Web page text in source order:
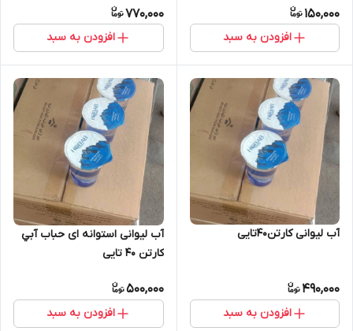
150,000
افزودن به سبد
770,000
افزودن به سبد
آب لیوانی کارتن۴۰تایی
490,000
افزودن به سبد
آب لیوانی استوانه ای حباب آبي
کارتن 40 تایی
500,000
افزودن به سبد